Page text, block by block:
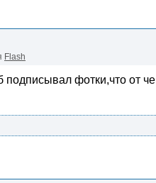
Flash
фотки,что от